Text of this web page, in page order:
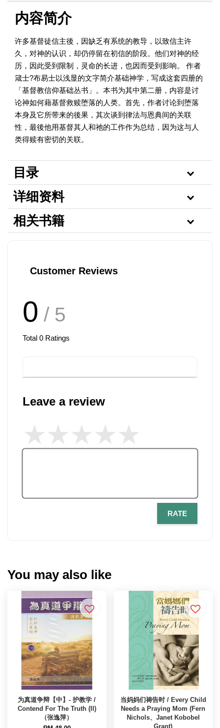
内容简介
许多基督徒信主後，因缺乏有系统的教导，以致信主许
久，对神的认识，却仍停留在初信的阶段。他们对神的经
历，因此受到限制，灵命的长进，也因而受到影响。 作者
箴士?布易士以浅显的文字简介基础神学，写成这套四册的
「基督教信仰基础丛书」。本书为其中第二册，内容是讨
论神如何藉基督救赎堕落的人类。首先，作者讨论到堕落
本身及它所带来的後果，其次谈到律法与恩典间的关联
性，最後他用基督其人和祂的工作作为总结，因为这与人
类得赎有密切的关联。
目录
详细资料
相关书籍
Customer Reviews
0 / 5
Total 0 Ratings
Leave a review
RATE
You may also like
为真道争辩【中】- 护教学 /
Contend For The Truth (II)
（张逸萍）
当妈妈们祷告时 / Every Child
Needs a Praying Mom (Fern
Nichols、Janet Kobobel
Grant)